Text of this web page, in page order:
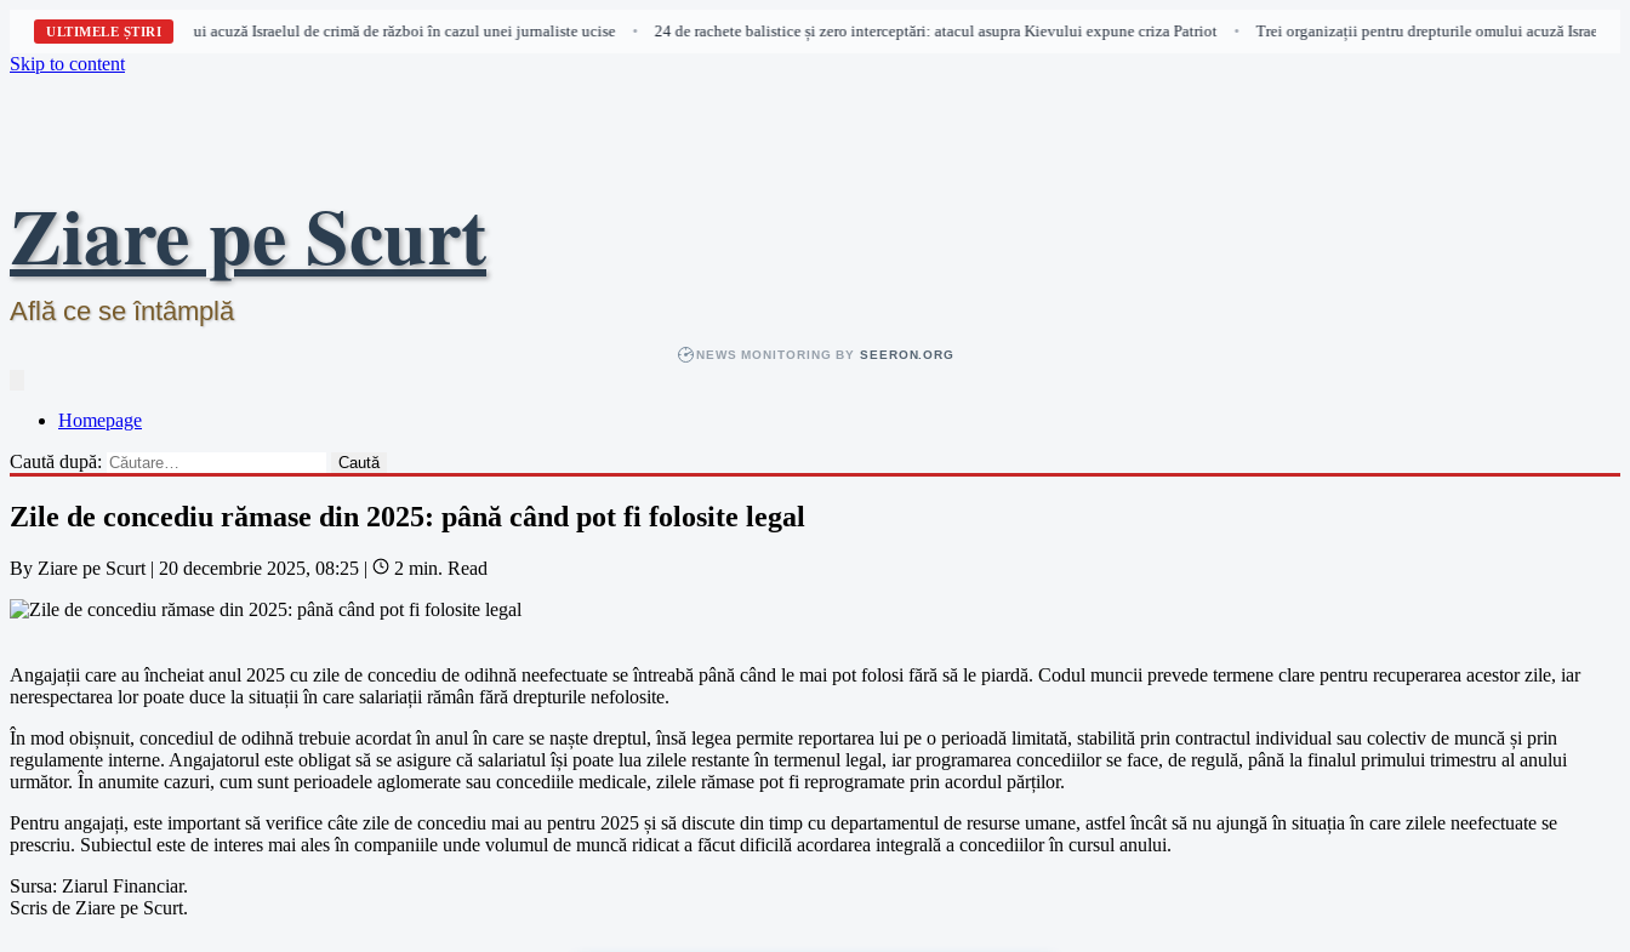
ULTIMELE ȘTIRI
pentru drepturile omului acuză Israelul de crimă de război în cazul unei jurnaliste ucise 24 de rachete balistice și zero interceptări: atacul asupra Kievului expune criza Patriot Trei organizații pentru drepturile omului acuză Israelul
Skip to content
Ziare pe Scurt
Află ce se întâmplă
NEWS MONITORING BYSEERON.ORG
Homepage
Caută după:
Zile de concediu rămase din 2025: până când pot fi folosite legal
By Ziare pe Scurt | 20 decembrie 2025, 08:25 | 2 min. Read
Angajații care au încheiat anul 2025 cu zile de concediu de odihnă neefectuate se întreabă până când le mai pot folosi fără să le piardă. Codul muncii prevede termene clare pentru recuperarea acestor zile, iar
nerespectarea lor poate duce la situații în care salariații rămân fără drepturile nefolosite.
În mod obișnuit, concediul de odihnă trebuie acordat în anul în care se naște dreptul, însă legea permite reportarea lui pe o perioadă limitată, stabilită prin contractul individual sau colectiv de muncă și prin
regulamente interne. Angajatorul este obligat să se asigure că salariatul își poate lua zilele restante în termenul legal, iar programarea concediilor se face, de regulă, până la finalul primului trimestru al anului
următor. În anumite cazuri, cum sunt perioadele aglomerate sau concediile medicale, zilele rămase pot fi reprogramate prin acordul părților.
Pentru angajați, este important să verifice câte zile de concediu mai au pentru 2025 și să discute din timp cu departamentul de resurse umane, astfel încât să nu ajungă în situația în care zilele neefectuate se
prescriu. Subiectul este de interes mai ales în companiile unde volumul de muncă ridicat a făcut dificilă acordarea integrală a concediilor în cursul anului.
Sursa: Ziarul Financiar.
Scris de Ziare pe Scurt.